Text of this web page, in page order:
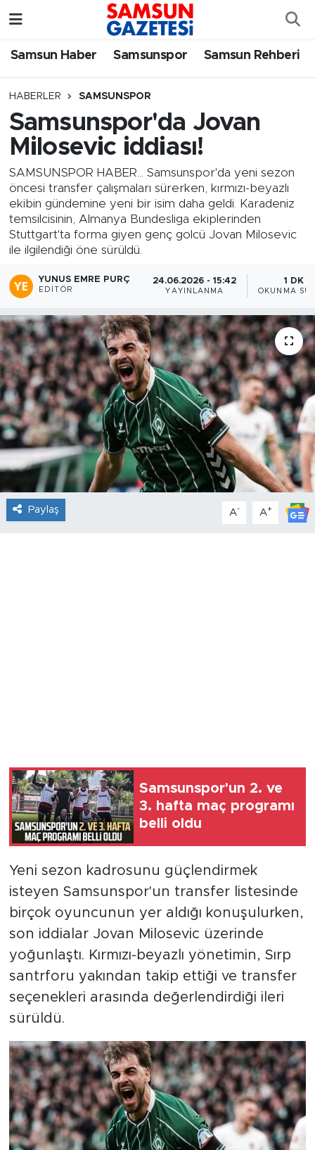
Samsun Haber Samsunspor Samsun Rehberi
HABERLER SAMSUNSPOR
Samsunspor'da Jovan
Milosevic iddiası!
SAMSUNSPOR HABER... Samsunspor'da yeni sezon
öncesi transfer çalışmaları sürerken, kırmızı-beyazlı
ekibin gündemine yeni bir isim daha geldi. Karadeniz
temsilcisinin, Almanya Bundesliga ekiplerinden
Stuttgart'ta forma giyen genç golcü Jovan Milosevic
ile ilgilendiği öne sürüldü.
YUNUS EMRE PURÇ
EDITÖR
24.06.2026 - 15:42
YAYINLANMA
1 DK
OKUNMA
Paylaş A- A+
Samsunspor'un 2. ve
3. hafta maç programı
belli oldu
Yeni sezon kadrosunu güçlendirmek
isteyen Samsunspor'un transfer listesinde
birçok oyuncunun yer aldığı konuşulurken,
son iddialar Jovan Milosevic üzerinde
yoğunlaştı. Kırmızı-beyazlı yönetimin, Sırp
santrforu yakından takip ettiği ve transfer
seçenekleri arasında değerlendirdiği ileri
sürüldü.
Samsun Haber
Samsun Rehberi
Samsun Nöbetçi Eczaneler
SAMSUN Namaz Vakitleri
Süper Lig Puan Durumu ve Fikstür
Tüm Manşetler